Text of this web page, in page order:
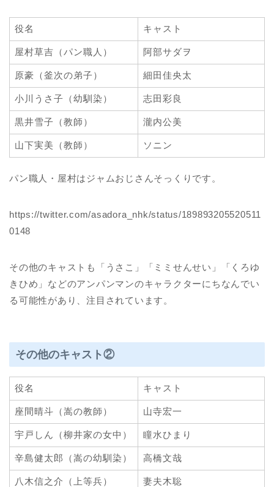
役名 キャスト
屋村草吉（パン職人） 阿部サダヲ
原豪（釜次の弟子） 細田佳央太
小川うさ子（幼馴染） 志田彩良
黒井雪子（教師） 瀧内公美
山下実美（教師） ソニン
パン職人・屋村はジャムおじさんそっくりです。
https://twitter.com/asadora_nhk/status/189893205520511
0148
その他のキャストも「うさこ」「ミミせんせい」「くろゆ
きひめ」などのアンパンマンのキャラクターにちなんでい
る可能性があり、注目されています。
その他のキャスト②
役名 キャスト
座間晴斗（嵩の教師） 山寺宏一
宇戸しん（柳井家の女中） 瞳水ひまり
辛島健太郎（嵩の幼馴染） 高橋文哉
八木信之介（上等兵） 妻夫木聡